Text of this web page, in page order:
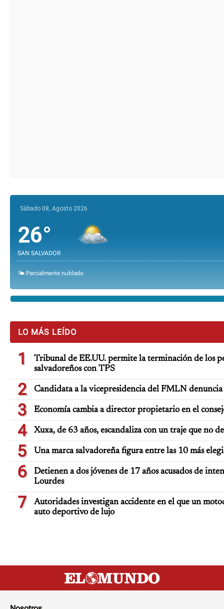
Sábado 08, Agosto 2026
26°
SAN SALVADOR
🌤️ Parcialmente nublado
LO MÁS LEÍDO
1
Tribunal de EE.UU. permite la terminación de los
salvadoreños con TPS
2 Candidata a la vicepresidencia del FMLN
3 Economía cambia a director propietario en el
4 Xuxa, de 63 años, escandaliza con un traje que no
5 Una marca salvadoreña figura entre las 10 más
6
Detienen a dos jóvenes de 17 años acusados de
Lourdes
7
Autoridades investigan accidente en el que un
auto deportivo de lujo